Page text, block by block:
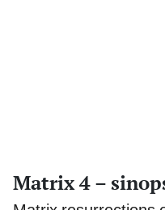
Matrix 4 –